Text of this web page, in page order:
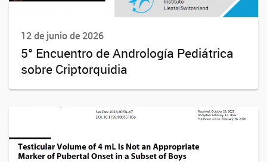
12 de junio de 2026
5° Encuentro de Andrología Pediátrica
sobre Criptorquidia